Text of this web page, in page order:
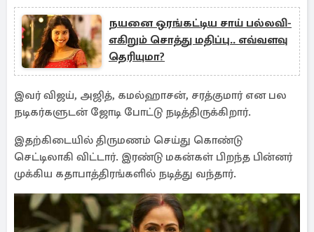
நயனை ஒரங்கட்டிய சாய் பல்லவி-
எகிறும் சொத்து மதிப்பு.. எவ்வளவு
தெரியுமா?
இவர் விஜய், அஜித், கமல்ஹாசன், சரத்குமார் என பல
நடிகர்களுடன் ஜோடி போட்டு நடித்திருக்கிறார்.
இதற்கிடையில் திருமணம் செய்து கொண்டு
செட்டிலாகி விட்டார். இரண்டு மகன்கள் பிறந்த பின்னர்
முக்கிய கதாபாத்திரங்களில் நடித்து வந்தார்.